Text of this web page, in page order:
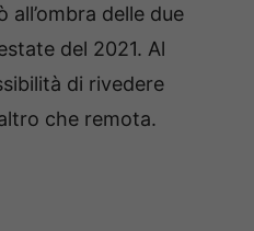
delle due
del 2021. Al
di rivedere
che remota.